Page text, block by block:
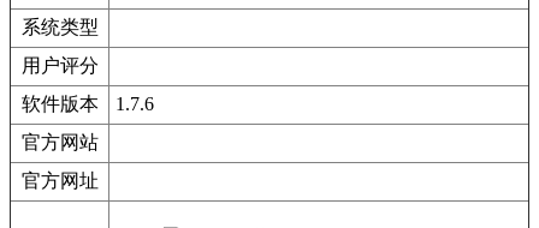
系统类型
用户评分
软件版本
1.7.6
官方网站
官方网址